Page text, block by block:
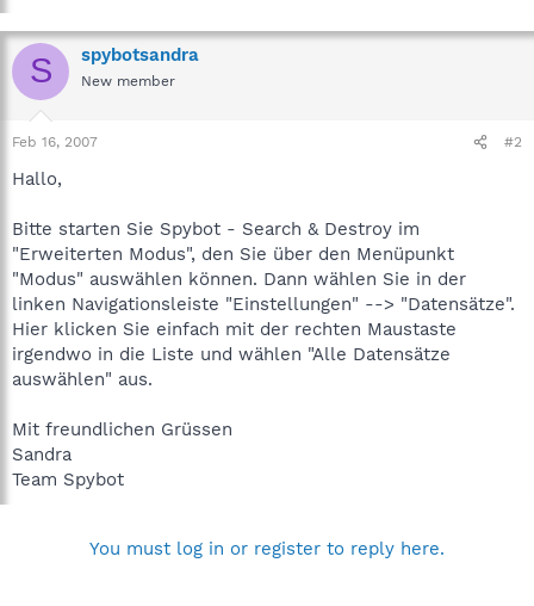
S spybotsandra
New member
Feb 16, 2007 #2
Hallo,
Bitte starten Sie Spybot - Search & Destroy im
"Erweiterten Modus", den Sie über den Menüpunkt
"Modus" auswählen können. Dann wählen Sie in der
linken Navigationsleiste "Einstellungen" --> "Datensätze".
Hier klicken Sie einfach mit der rechten Maustaste
irgendwo in die Liste und wählen "Alle Datensätze
auswählen" aus.
Mit freundlichen Grüssen
Sandra
Team Spybot
You must log in or register to reply here.